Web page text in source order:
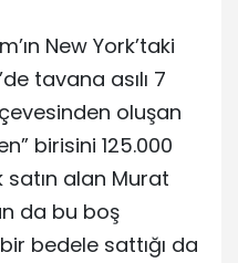
New York’taki
tavana asılı 7
oluşan
birisini 125.000
satın alan Murat
da bu boş
bedele sattığı da